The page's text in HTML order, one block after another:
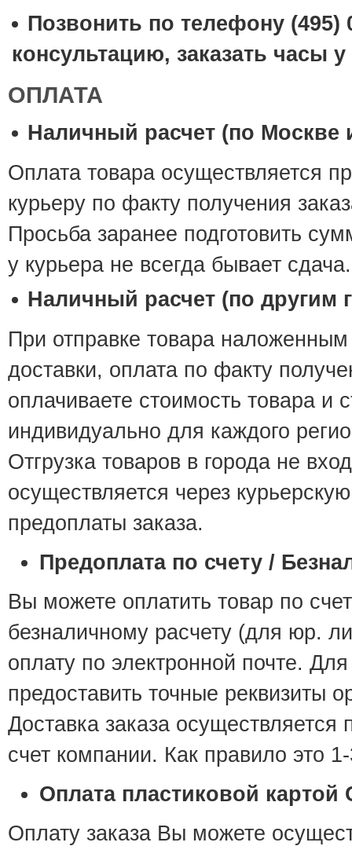
Позвонить по телефону (495)
консультацию, заказать часы
ОПЛАТА
Наличный расчет (по
Оплата товара осуществляется
курьеру по факту получения
Просьба заранее подготовить
у курьера не всегда бывает сдача.
Наличный расчет (по другим
При отправке товара
доставки, оплата по факту
оплачиваете стоимость товара и
индивидуально для каждого
Отгрузка товаров в города не
осуществляется через
предоплаты заказа.
Предоплата по счету /
Вы можете оплатить товар по
безналичному расчету (для юр.
оплату по электронной почте.
предоставить точные реквизиты
Доставка заказа
счет компании. Как правило это
Оплата пластиковой картой
Оплату заказа Вы можете